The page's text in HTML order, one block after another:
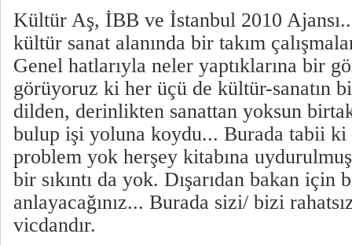
Kültür Aş, İBB ve İstanbul 2010
kültür sanat alanında bir takım
Genel hatlarıyla neler yaptıklarına bir
görüyoruz ki her üçü de kültür-sanatın
dilden, derinlikten sanattan yoksun
bulup işi yoluna koydu... Burada tabii ki
problem yok herşey kitabına
bir sıkıntı da yok. Dışarıdan bakan için
anlayacağınız... Burada sizi/ bizi
vicdandır.